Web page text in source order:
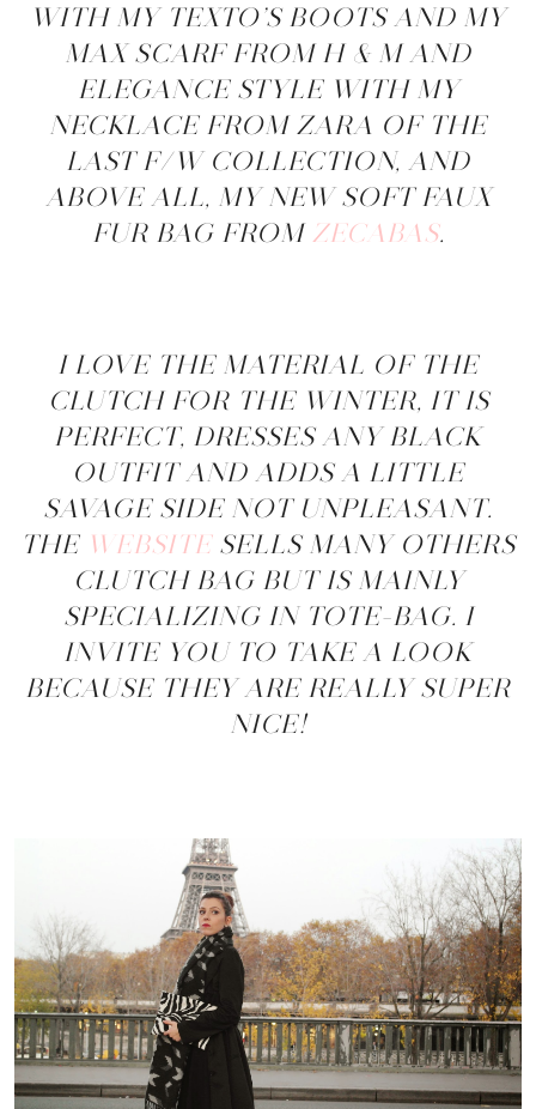
WITH MY TEXTO’S BOOTS AND MY
MAX SCARF FROM H & M AND
ELEGANCE STYLE WITH MY
NECKLACE FROM ZARA OF THE
LAST F/W COLLECTION, AND
ABOVE ALL, MY NEW SOFT FAUX
FUR BAG FROM ZECABAS.
I LOVE THE MATERIAL OF THE
CLUTCH FOR THE WINTER, IT IS
PERFECT, DRESSES ANY BLACK
OUTFIT AND ADDS A LITTLE
SAVAGE SIDE NOT UNPLEASANT.
THE WEBSITESELLS MANY OTHERS
CLUTCH BAG BUT IS MAINLY
SPECIALIZING IN TOTE-BAG. I
INVITE YOU TO TAKE A LOOK
BECAUSE THEY ARE REALLY SUPER
NICE!